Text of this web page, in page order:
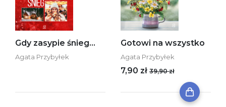
Gdy zasypie śnieg…
Agata Przybyłek
Gotowi na wszystko
Agata Przybyłek
7,90 zł 39,90 zł